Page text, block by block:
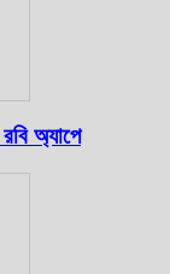
অ্যাপে